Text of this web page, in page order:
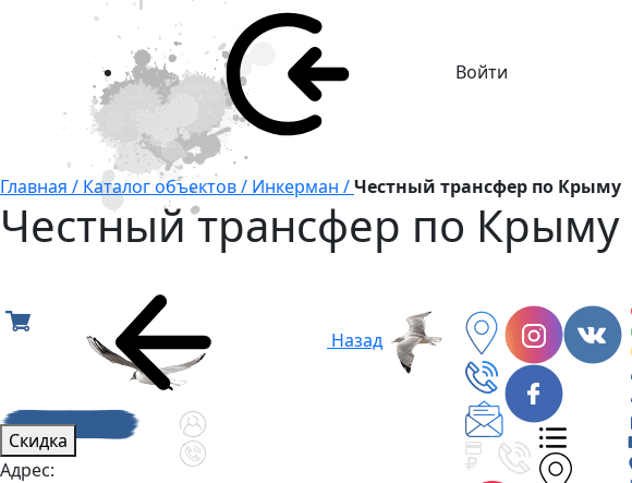
Войти
Главная / Каталог объектов / Инкерман /Честный трансфер по Крыму
Честный трансфер по Крыму
Назад
Скидка
Адрес: